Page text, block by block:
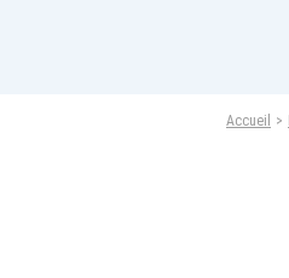
Accueil